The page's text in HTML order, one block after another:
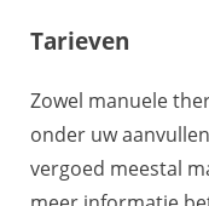
Tarieven
Zowel manuele
onder uw
vergoed meestal